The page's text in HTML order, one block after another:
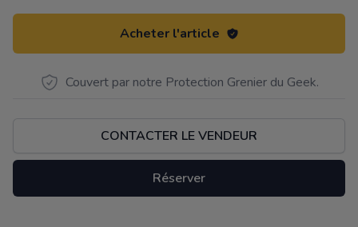
Acheter l'article
Couvert par notre Protection Grenier du Geek.
CONTACTER LE VENDEUR
Réserver